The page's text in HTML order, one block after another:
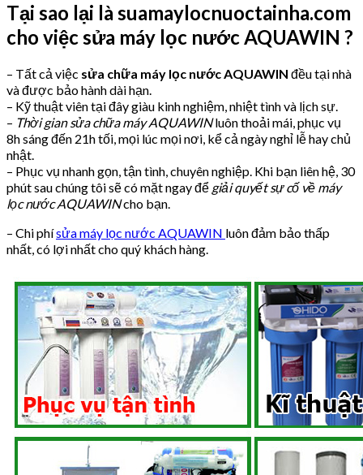
Tại sao lại là suamaylocnuoctainha.com
cho việc sửa máy lọc nước AQUAWIN ?
– Tất cả việc sửa chữa máy lọc nước AQUAWIN đều tại nhà
và được bảo hành dài hạn.
– Kỹ thuật viên tại đây giàu kinh nghiệm, nhiệt tình và lịch sự.
– Thời gian sửa chữa máy AQUAWINluôn thoải mái, phục vụ
8h sáng đến 21h tối, mọi lúc mọi nơi, kể cả ngày nghỉ lễ hay chủ
nhật.
– Phục vụ nhanh gọn, tận tình, chuyên nghiệp. Khi bạn liên hệ, 30
phút sau chúng tôi sẽ có mặt ngay để giải quyết sự cố về máy
lọc nước AQUAWINcho bạn.
– Chi phísửa máy lọc nước AQUAWIN luôn đảm bảo thấp
nhất, có lợi nhất cho quý khách hàng.